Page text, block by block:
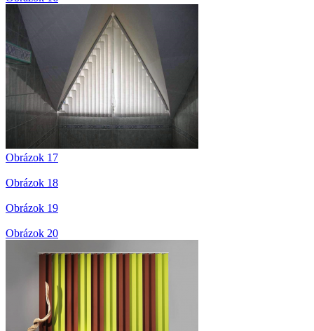
Obrázok 17
Obrázok 18
Obrázok 19
Obrázok 20